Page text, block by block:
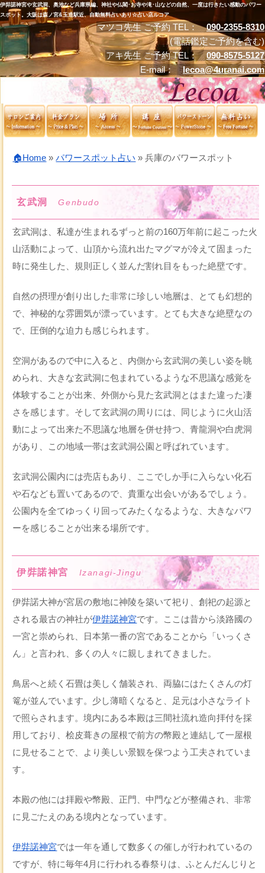
伊弉諾神宮や玄武洞、奥池など兵庫県編、神社や仏閣･お寺や滝･山などの自然、一度は行きたい感動のパワー
スポット。大阪は森ノ宮&玉造駅近、自動無料占いあり☆占い店ルコア
マツコ先生 ご予約 TEL：090-2355-8310
(電話鑑定ご予約を含む)
アキ先生 ご予約 TEL：090-8575-5127
E-mail：lecoa@4uranai.com
🏠Home »パワースポット占い »兵庫のパワースポット
玄武洞 Genbudo
玄武洞は、私達が生まれるずっと前の160万年前に起こった火
山活動によって、山頂から流れ出たマグマが冷えて固まった
時に発生した、規則正しく並んだ割れ目をもった絶壁です。
自然の摂理が創り出した非常に珍しい地層は、とても幻想的
で、神秘的な雰囲気が漂っています。とても大きな絶壁なの
で、圧倒的な迫力も感じられます。
空洞があるので中に入ると、内側から玄武洞の美しい姿を眺
められ、大きな玄武洞に包まれているような不思議な感覚を
体験することが出来、外側から見た玄武洞とはまた違った凄
さを感じます。そして玄武洞の周りには、同じように火山活
動によって出来た不思議な地層を併せ持つ、青龍洞や白虎洞
があり、この地域一帯は玄武洞公園と呼ばれています。
玄武洞公園内には売店もあり、ここでしか手に入らない化石
や石なども置いてあるので、貴重な出会いがあるでしょう。
公園内を全てゆっくり回ってみたくなるような、大きなパワ
ーを感じることが出来る場所です。
伊弉諾神宮 Izanagi-Jingu
伊弉諾大神が宮居の敷地に神陵を築いて祀り、創祀の起源と
される最古の神社が伊弉諾神宮です。ここは昔から淡路國の
一宮と崇められ、日本第一番の宮であることから「いっくさ
ん」と言われ、多くの人々に親しまれてきました。
鳥居へと続く石畳は美しく舗装され、両脇にはたくさんの灯
篭が並んでいます。少し薄暗くなると、足元は小さなライト
で照らされます。境内にある本殿は三間社流れ造向拝付を採
用しており、桧皮葺きの屋根で前方の幣殿と連結して一屋根
に見せることで、より美しい景観を保つよう工夫されていま
す。
本殿の他には拝殿や幣殿、正門、中門などが整備され、非常
に見ごたえのある境内となっています。
伊弉諾神宮では一年を通して数多くの催しが行われているの
ですが、特に毎年4月に行われる春祭りは、ふとんだんじりと